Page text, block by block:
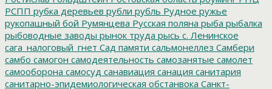
РСПП рубка деревьев рубли рубль Рудное ружье
рукопашный бой Румянцева Русская поляна рыба рыбалка
рыбоводные заводы рынок труда рысь с. Ленинское
сага_налоговый_гнет Сад памяти сальмонеллез Самбери
самбо самогон самодеятельность самозанятые самолет
самооборона самосуд санавиация санация санитария
санитарно-эпидемиологическая обстанвока Санкт-